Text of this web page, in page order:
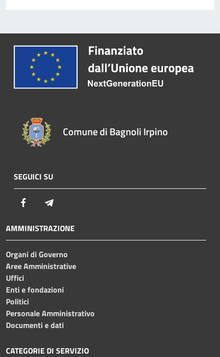
Comune di Bagnoli Irpino
SEGUICI SU
Facebook
AMMINISTRAZIONE
Organi di Governo
Aree Amministrative
Uffici
Enti e fondazioni
Politici
Personale Amministrativo
Documenti e dati
CATEGORIE DI SERVIZIO